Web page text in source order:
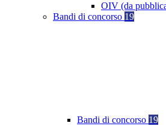
OIV (da
Bandi di concorso 19
Bandi di concorso 19